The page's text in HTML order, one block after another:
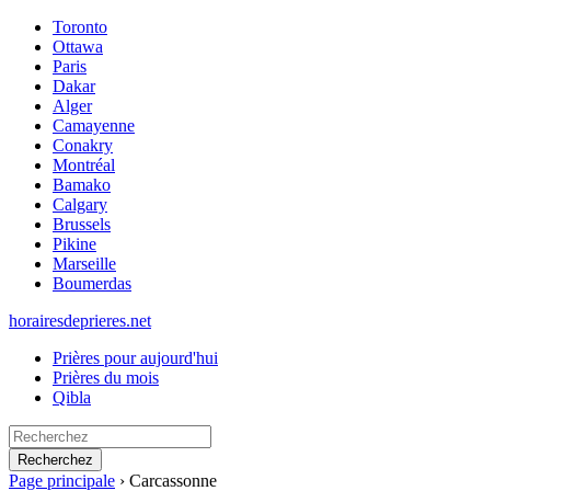
Toronto
Ottawa
Paris
Dakar
Alger
Camayenne
Conakry
Montréal
Bamako
Calgary
Brussels
Pikine
Marseille
Boumerdas
horairesdeprieres.net
Prières pour aujourd'hui
Prières du mois
Qibla
Recherchez
Page principale › Carcassonne